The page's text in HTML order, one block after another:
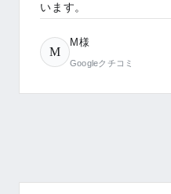
います。
M
M様
Googleクチコミ